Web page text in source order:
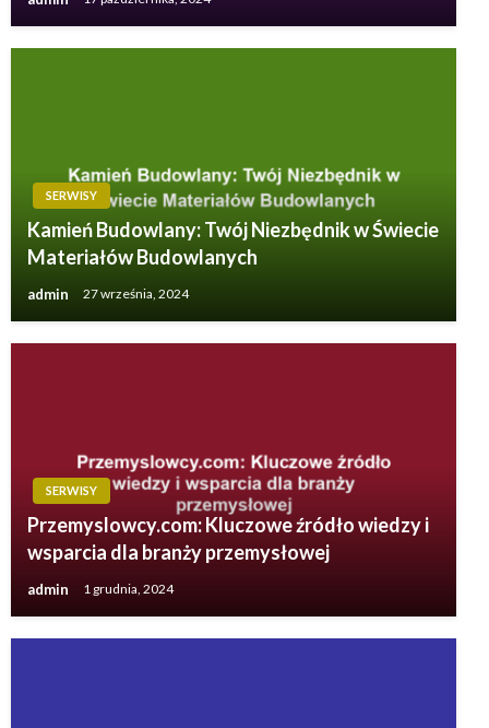
SERWISY
Kamień Budowlany: Twój Niezbędnik w Świecie
Materiałów Budowlanych
admin 27 września, 2024
SERWISY
Przemyslowcy.com: Kluczowe źródło wiedzy i
wsparcia dla branży przemysłowej
admin 1 grudnia, 2024